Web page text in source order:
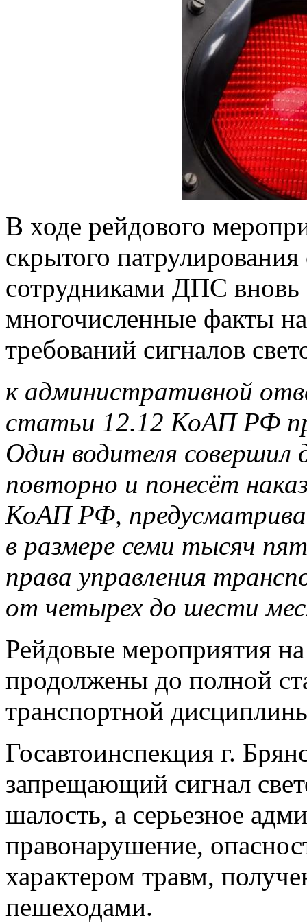
В ходе рейдового
скрытого
сотрудниками ДПС
многочисленные факты
требований сигналов
к административной
статьи 12.12 КоАП РФ
Один водителя совершил
повторно и понесёт
КоАП РФ,
в размере семи тысяч
права управления
от четырех до шести
Рейдовые мероприятия
продолжены до полной
транспортной
Госавтоинспекция г.
запрещающий сигнал
шалость, а серьезное
правонарушение,
характером травм,
пешеходами.